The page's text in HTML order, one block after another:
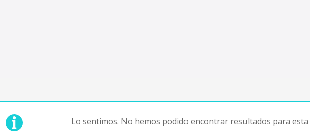
Lo sentimos. No hemos podido encontrar resultados para esta